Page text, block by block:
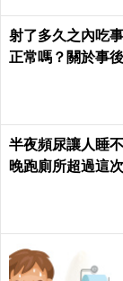
射了多久之內吃
正常嗎？關於事
半夜頻尿讓人睡
晚跑廁所超過這